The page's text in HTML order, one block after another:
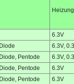
Heizung
6.3V
6.3V,
Pentode
6.3V,
Pentode
6.3V
Pentode
6.3V